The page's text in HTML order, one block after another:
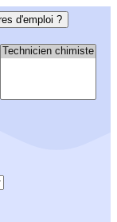
d'emploi ?